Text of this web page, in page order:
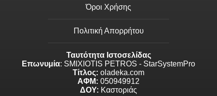
Όροι Χρήσης
Πολιτική Απορρήτου
Ταυτότητα Ιστοσελίδας
Επωνυμία: SMIXIOTIS PETROS - StarSystemPro
Τίτλος: oladeka.com
ΑΦΜ: 050949912
ΔΟΥ: Καστοριάς